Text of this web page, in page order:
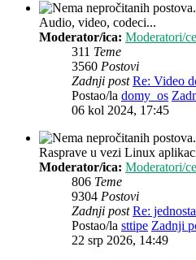
Audio, video, codeci...
Moderator/ica: Moderatori/ce
311 Teme
3560 Postovi
Zadnji post Re: Video
Postao/la domy_os
06 kol 2024, 17:45
Rasprave u vezi Linux
Moderator/ica: Moderatori/ce
806 Teme
9304 Postovi
Zadnji post Re:
Postao/la sttipe Zadnji
22 srp 2026, 14:49